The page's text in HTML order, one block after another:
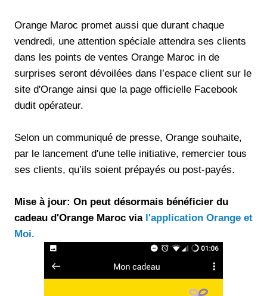
Orange Maroc promet aussi que durant chaque
vendredi, une attention spéciale attendra ses clients
dans les points de ventes Orange Maroc in de
surprises seront dévoilées dans l’espace client sur le
site d'Orange ainsi que la page officielle Facebook
dudit opérateur.
Selon un communiqué de presse, Orange souhaite,
par le lancement d'une telle initiative, remercier tous
ses clients, qu’ils soient prépayés ou post-payés.
Mise à jour: On peut désormais bénéficier du
cadeau d'Orange Maroc via l'application Orange et
Moi.